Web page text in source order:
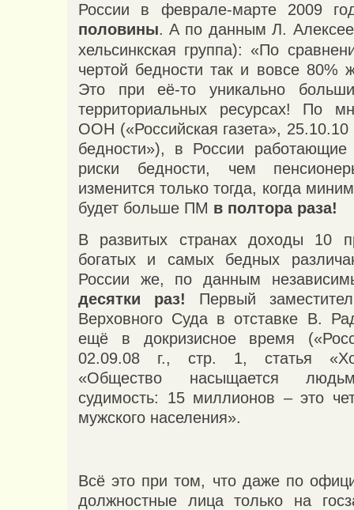
России в феврале-марте 2009
половины. А по данным Л.
хельсинкская группа): «По
чертой бедности так и вовсе 80%
Это при её-то уникально
территориальных ресурсах! По
ООН («Российская газета», 25.10.10
бедности»), в России
риски бедности, чем
изменится только тогда, когда
будет больше ПМ в полтора раза!
В развитых странах доходы 10
богатых и самых бедных
России же, по данным
десятки раз! Первый
Верховного Суда в отставке В.
ещё в докризисное время
02.09.08 г., стр. 1, статья
«Общество насыщается
судимость: 15 миллионов – это
мужского населения».
Всё это при том, что даже по
должностные лица только на